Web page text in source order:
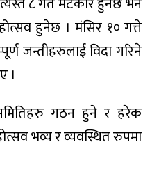
हुनेछ । मंसिर १० गत्ते
जन्तीहरुलाई विदा गरिने
।
गठन हुने र हरेक
भव्य र व्यवस्थित रुपमा